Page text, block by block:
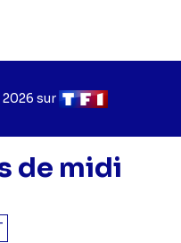
2026 sur Chaîne
diffusion
de midi